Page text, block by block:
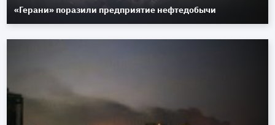
«Герани» поразили предприятие нефтедобычи